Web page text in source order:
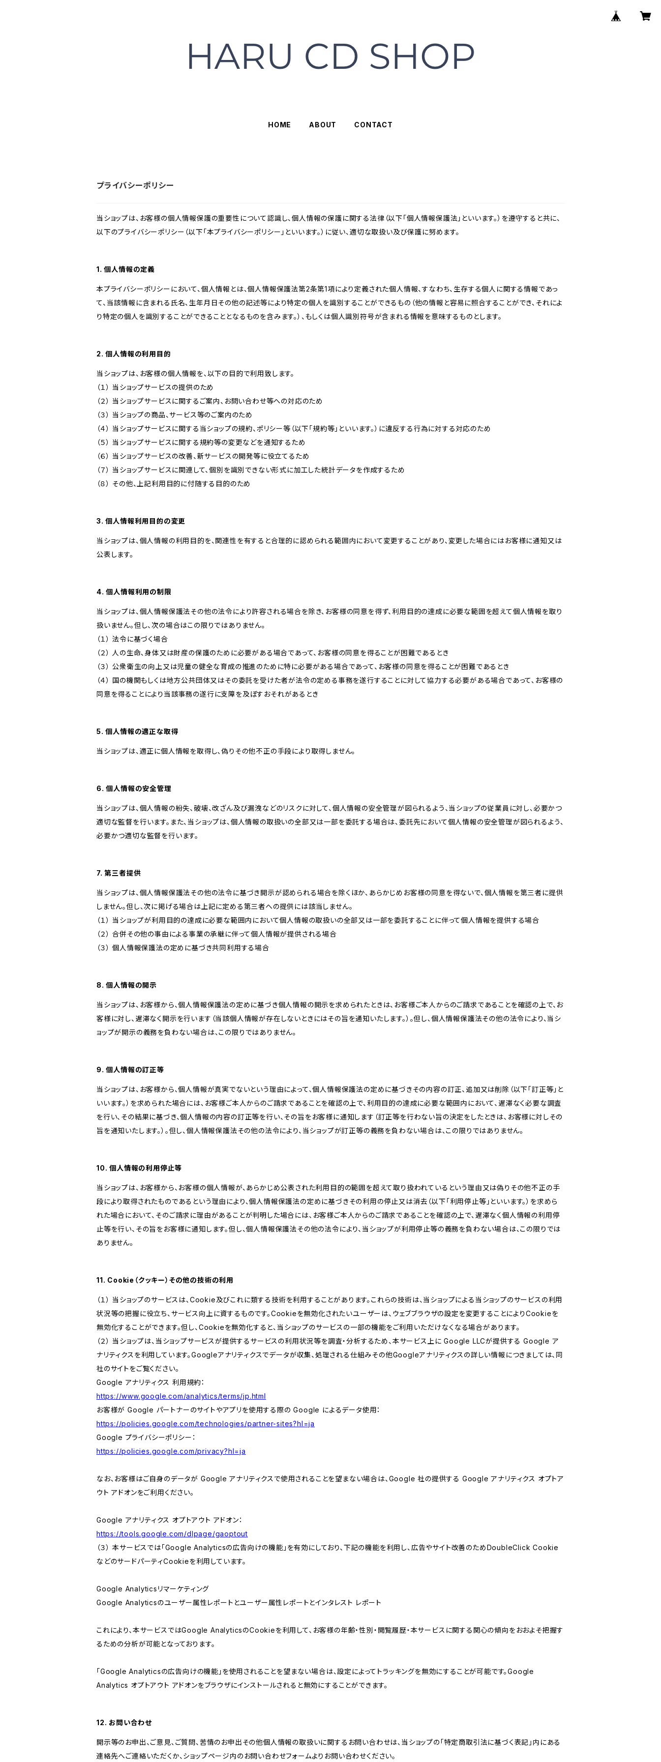
HOME ABOUT CONTACT
プライバシーポリシー
当ショップは、お客様の個人情報保護の重要性について認識し、個人情報の保護に関する法律（以下「個人情報保護法」といいます。）を遵守すると共に、
以下のプライバシーポリシー（以下「本プライバシーポリシー」といいます。）に従い、適切な取扱い及び保護に努めます。
1. 個人情報の定義
本プライバシーポリシーにおいて、個人情報とは、個人情報保護法第2条第1項により定義された個人情報、すなわち、生存する個人に関する情報であっ
て、当該情報に含まれる氏名、生年月日その他の記述等により特定の個人を識別することができるもの（他の情報と容易に照合することができ、それによ
り特定の個人を識別することができることとなるものを含みます。）、もしくは個人識別符号が含まれる情報を意味するものとします。
2. 個人情報の利用目的
当ショップは、お客様の個人情報を、以下の目的で利用致します。
（１） 当ショップサービスの提供のため
（２） 当ショップサービスに関するご案内、お問い合わせ等への対応のため
（３） 当ショップの商品、サービス等のご案内のため
（４） 当ショップサービスに関する当ショップの規約、ポリシー等（以下「規約等」といいます。）に違反する行為に対する対応のため
（５） 当ショップサービスに関する規約等の変更などを通知するため
（６） 当ショップサービスの改善、新サービスの開発等に役立てるため
（７） 当ショップサービスに関連して、個別を識別できない形式に加工した統計データを作成するため
（８） その他、上記利用目的に付随する目的のため
3. 個人情報利用目的の変更
当ショップは、個人情報の利用目的を、関連性を有すると合理的に認められる範囲内において変更することがあり、変更した場合にはお客様に通知又は
公表します。
4. 個人情報利用の制限
当ショップは、個人情報保護法その他の法令により許容される場合を除き、お客様の同意を得ず、利用目的の達成に必要な範囲を超えて個人情報を取り
扱いません。但し、次の場合はこの限りではありません。
（１） 法令に基づく場合
（２） 人の生命、身体又は財産の保護のために必要がある場合であって、お客様の同意を得ることが困難であるとき
（３） 公衆衛生の向上又は児童の健全な育成の推進のために特に必要がある場合であって、お客様の同意を得ることが困難であるとき
（４） 国の機関もしくは地方公共団体又はその委託を受けた者が法令の定める事務を遂行することに対して協力する必要がある場合であって、お客様の
同意を得ることにより当該事務の遂行に支障を及ぼすおそれがあるとき
5. 個人情報の適正な取得
当ショップは、適正に個人情報を取得し、偽りその他不正の手段により取得しません。
6. 個人情報の安全管理
当ショップは、個人情報の紛失、破壊、改ざん及び漏洩などのリスクに対して、個人情報の安全管理が図られるよう、当ショップの従業員に対し、必要かつ
適切な監督を行います。また、当ショップは、個人情報の取扱いの全部又は一部を委託する場合は、委託先において個人情報の安全管理が図られるよう、
必要かつ適切な監督を行います。
7. 第三者提供
当ショップは、個人情報保護法その他の法令に基づき開示が認められる場合を除くほか、あらかじめお客様の同意を得ないで、個人情報を第三者に提供
しません。但し、次に掲げる場合は上記に定める第三者への提供には該当しません。
（１） 当ショップが利用目的の達成に必要な範囲内において個人情報の取扱いの全部又は一部を委託することに伴って個人情報を提供する場合
（２） 合併その他の事由による事業の承継に伴って個人情報が提供される場合
（３） 個人情報保護法の定めに基づき共同利用する場合
8. 個人情報の開示
当ショップは、お客様から、個人情報保護法の定めに基づき個人情報の開示を求められたときは、お客様ご本人からのご請求であることを確認の上で、お
客様に対し、遅滞なく開示を行います（当該個人情報が存在しないときにはその旨を通知いたします。）。但し、個人情報保護法その他の法令により、当シ
ョップが開示の義務を負わない場合は、この限りではありません。
9. 個人情報の訂正等
当ショップは、お客様から、個人情報が真実でないという理由によって、個人情報保護法の定めに基づきその内容の訂正、追加又は削除（以下「訂正等」と
いいます。）を求められた場合には、お客様ご本人からのご請求であることを確認の上で、利用目的の達成に必要な範囲内において、遅滞なく必要な調査
を行い、その結果に基づき、個人情報の内容の訂正等を行い、その旨をお客様に通知します（訂正等を行わない旨の決定をしたときは、お客様に対しその
旨を通知いたします。）。但し、個人情報保護法その他の法令により、当ショップが訂正等の義務を負わない場合は、この限りではありません。
10. 個人情報の利用停止等
当ショップは、お客様から、お客様の個人情報が、あらかじめ公表された利用目的の範囲を超えて取り扱われているという理由又は偽りその他不正の手
段により取得されたものであるという理由により、個人情報保護法の定めに基づきその利用の停止又は消去（以下「利用停止等」といいます。）を求めら
れた場合において、そのご請求に理由があることが判明した場合には、お客様ご本人からのご請求であることを確認の上で、遅滞なく個人情報の利用停
止等を行い、その旨をお客様に通知します。但し、個人情報保護法その他の法令により、当ショップが利用停止等の義務を負わない場合は、この限りでは
ありません。
11. Cookie（クッキー）その他の技術の利用
（１） 当ショップのサービスは、Cookie及びこれに類する技術を利用することがあります。これらの技術は、当ショップによる当ショップのサービスの利用
状況等の把握に役立ち、サービス向上に資するものです。Cookieを無効化されたいユーザーは、ウェブブラウザの設定を変更することによりCookieを
無効化することができます。但し、Cookieを無効化すると、当ショップのサービスの一部の機能をご利用いただけなくなる場合があります。
（２） 当ショップは、当ショップサービスが提供するサービスの利用状況等を調査・分析するため、本サービス上に Google LLCが提供する Google ア
ナリティクスを利用しています。Googleアナリティクスでデータが収集、処理される仕組みその他Googleアナリティクスの詳しい情報につきましては、同
社のサイトをご覧ください。
Google アナリティクス 利用規約：
https://www.google.com/analytics/terms/jp.html
お客様が Google パートナーのサイトやアプリを使用する際の Google によるデータ使用：
https://policies.google.com/technologies/partner-sites?hl=ja
Google プライバシーポリシー：
https://policies.google.com/privacy?hl=ja
なお、お客様はご自身のデータが Google アナリティクスで使用されることを望まない場合は、Google 社の提供する Google アナリティクス オプトア
ウト アドオンをご利用ください。
Google アナリティクス オプトアウト アドオン：
https://tools.google.com/dlpage/gaoptout
（３） 本サービスでは「Google Analyticsの広告向けの機能」を有効にしており、下記の機能を利用し、広告やサイト改善のためDoubleClick Cookie
などのサードパーティCookieを利用しています。
Google Analyticsリマーケティング
Google Analyticsのユーザー属性レポートとユーザー属性レポートとインタレスト レポート
これにより、本サービスではGoogle AnalyticsのCookieを利用して、お客様の年齢・性別・閲覧履歴・本サービスに関する関心の傾向をおおよそ把握す
るための分析が可能となっております。
「Google Analyticsの広告向けの機能」を使用されることを望まない場合は、設定によってトラッキングを無効にすることが可能です。Google
Analytics オプトアウト アドオンをブラウザにインストールされると無効にすることができます。
12. お問い合わせ
開示等のお申出、ご意見、ご質問、苦情のお申出その他個人情報の取扱いに関するお問い合わせは、当ショップの「特定商取引法に基づく表記」内にある
連絡先へご連絡いただくか、ショップページ内のお問い合わせフォームよりお問い合わせください。